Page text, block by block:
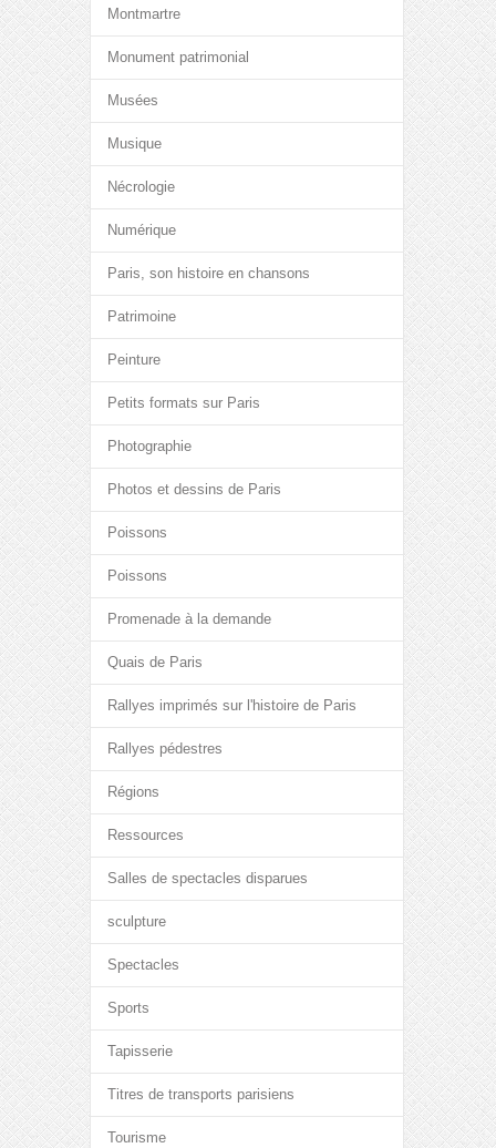
Montmartre
Monument patrimonial
Musées
Musique
Nécrologie
Numérique
Paris, son histoire en chansons
Patrimoine
Peinture
Petits formats sur Paris
Photographie
Photos et dessins de Paris
Poissons
Poissons
Promenade à la demande
Quais de Paris
Rallyes imprimés sur l'histoire de Paris
Rallyes pédestres
Régions
Ressources
Salles de spectacles disparues
sculpture
Spectacles
Sports
Tapisserie
Titres de transports parisiens
Tourisme